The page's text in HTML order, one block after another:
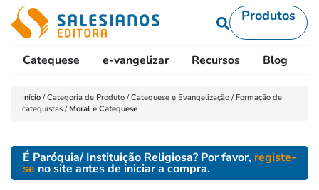
Produtos
Catequese e-vangelizar Recursos Blog
Início /Categoria de Produto /Catequese e Evangelização / Formação de
catequistas / Moral e Catequese
É Paróquia/ Instituição Religiosa? Por favor, registe-
se no site antes de iniciar a compra.